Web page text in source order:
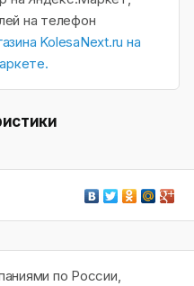
на телефон
по России,